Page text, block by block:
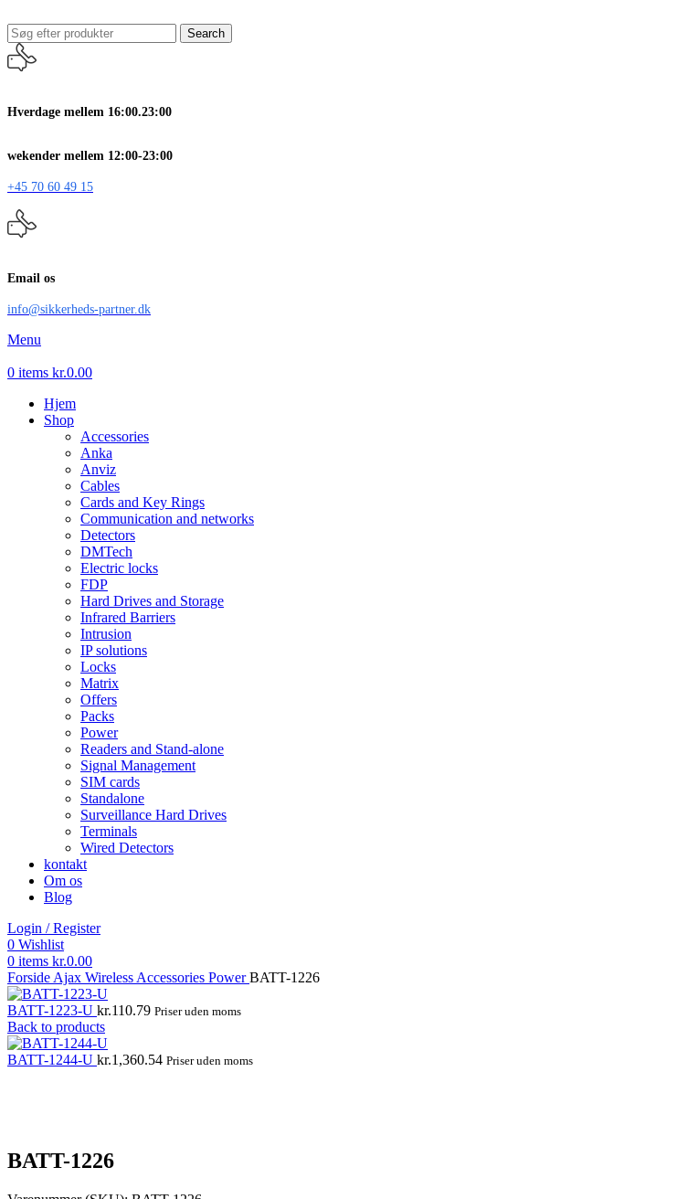
Search
Hverdage mellem 16:00.23:00
wekender mellem 12:00-23:00
+45 70 60 49 15
Email os
info@sikkerheds-partner.dk
Menu
0 items kr.0.00
Hjem
Shop
Accessories
Anka
Anviz
Cables
Cards and Key Rings
Communication and networks
Detectors
DMTech
Electric locks
FDP
Hard Drives and Storage
Infrared Barriers
Intrusion
IP solutions
Locks
Matrix
Offers
Packs
Power
Readers and Stand-alone
Signal Management
SIM cards
Standalone
Surveillance Hard Drives
Terminals
Wired Detectors
kontakt
Om os
Blog
Login / Register
0 Wishlist
0 items kr.0.00
Forside Ajax Wireless Accessories PowerBATT-1226
BATT-1223-U kr.110.79 Priser uden moms
Back to products
BATT-1244-U kr.1,360.54 Priser uden moms
BATT-1226